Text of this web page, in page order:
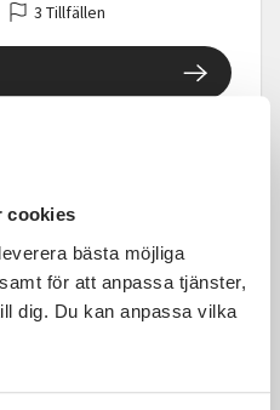
cookies
bästa möjliga
för att anpassa tjänster,
dig. Du kan anpassa vilka
3 Tillfällen
-